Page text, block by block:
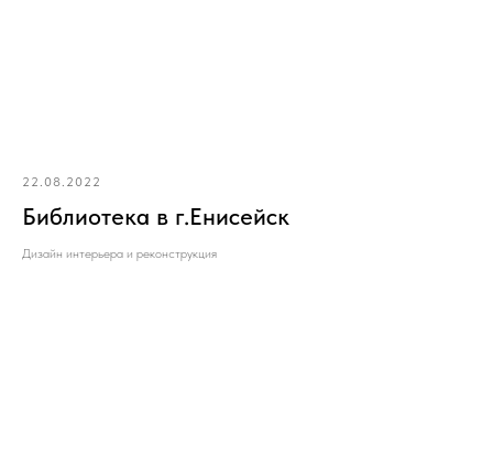
22.08.2022
Библиотека в г.Енисейск
Дизайн интерьера и реконструкция